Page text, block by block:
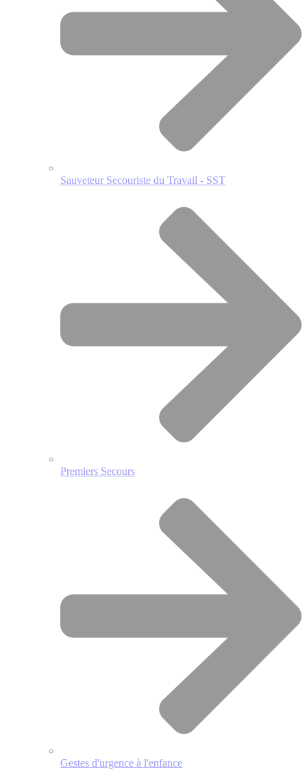
Sauveteur Secouriste du Travail - SST
Premiers Secours
Gestes d'urgence à l'enfance